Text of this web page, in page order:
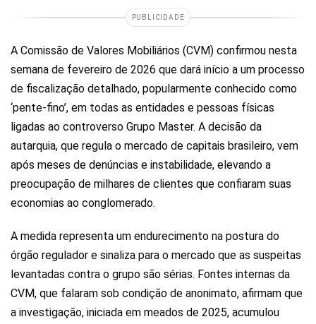
PUBLICIDADE
A Comissão de Valores Mobiliários (CVM) confirmou nesta
semana de fevereiro de 2026 que dará início a um processo
de fiscalização detalhado, popularmente conhecido como
‘pente-fino’, em todas as entidades e pessoas físicas
ligadas ao controverso Grupo Master. A decisão da
autarquia, que regula o mercado de capitais brasileiro, vem
após meses de denúncias e instabilidade, elevando a
preocupação de milhares de clientes que confiaram suas
economias ao conglomerado.
A medida representa um endurecimento na postura do
órgão regulador e sinaliza para o mercado que as suspeitas
levantadas contra o grupo são sérias. Fontes internas da
CVM, que falaram sob condição de anonimato, afirmam que
a investigação, iniciada em meados de 2025, acumulou